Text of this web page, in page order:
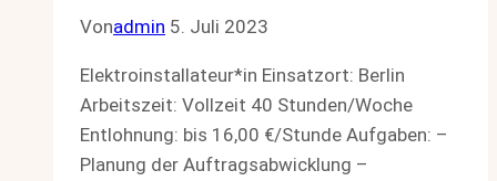
Vonadmin 5. Juli 2023
Elektroinstallateur*in Einsatzort: Berlin
Arbeitszeit: Vollzeit 40 Stunden/Woche
Entlohnung: bis 16,00 €/Stunde Aufgaben: –
Planung der Auftragsabwicklung –